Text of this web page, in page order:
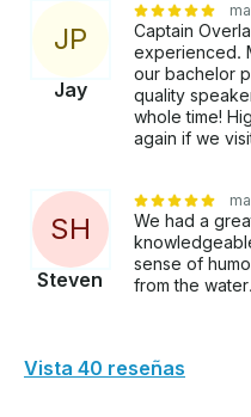
JP
Jay
Captain
experienced.
our bachelor
quality
whole time!
again if we
SH
Steven
We had a
sense of
from the water.
Vista 40 reseñas